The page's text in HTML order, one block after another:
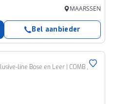
MAARSSEN
Bel aanbieder
2.0 e-SkyActiv-G M Hybrid 150 Exclusive-line Bose en Leer | COMB | DASO | DESI